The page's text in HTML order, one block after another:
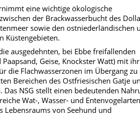
eine wichtige ökologische
der Brackwasserbucht des
sowie den ostniederländischen
Küstengebieten.
ausgedehnten, bei Ebbe freifallenden
Geise, Knockster Watt) mit
die Flachwasserzonen im Übergang zu
Bereichen des Ostfriesischen Gatje
NSG stellt einen bedeutenden
Wat-, Wasser- und
Lebensraums von Seehund und